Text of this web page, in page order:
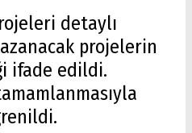
detaylı
projelerin
ifade edildi.